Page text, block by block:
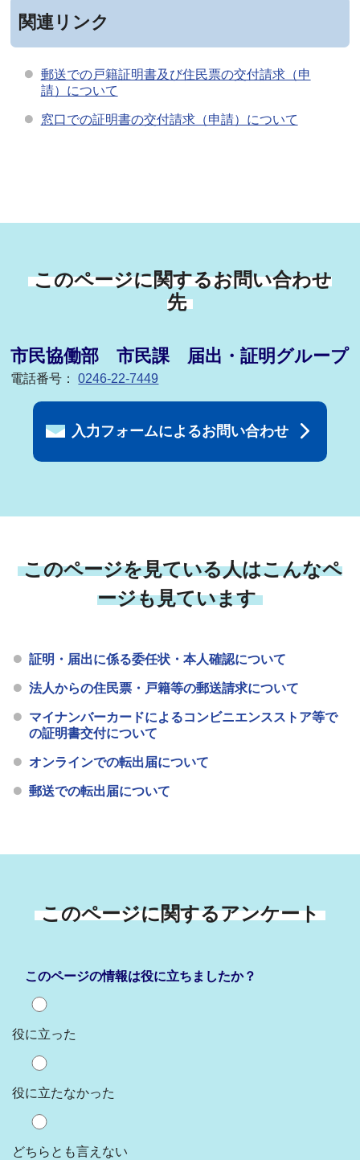
関連リンク
郵送での戸籍証明書及び住民票の交付請求（申
請）について
窓口での証明書の交付請求（申請）について
このページに関するお問い合わせ
先
市民協働部 市民課 届出・証明グループ
電話番号：0246-22-7449
入力フォームによるお問い合わせ
このページを見ている人はこんなペ
ージも見ています
証明・届出に係る委任状・本人確認について
法人からの住民票・戸籍等の郵送請求について
マイナンバーカードによるコンビニエンスストア等で
の証明書交付について
オンラインでの転出届について
郵送での転出届について
このページに関するアンケート
このページの情報は役に立ちましたか？
役に立った
役に立たなかった
どちらとも言えない